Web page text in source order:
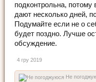
подконтрольна,
дают несколько дней,
Подумайте если не о
будет поздно. Лучше
обсуждение.
4 гру 2019
Не